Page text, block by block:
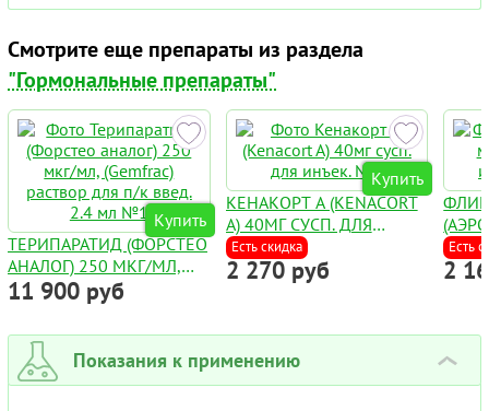
Смотрите еще препараты из раздела
"Гормональные препараты"
Купить
ТЕРИПАРАТИД (ФОРСТЕО
АНАЛОГ) 250 МКГ/МЛ,
(GEMFRAC) РАСТВОР ДЛЯ
П/К ВВЕД. 2.4 МЛ №1
11 900 руб
Купить
КЕНАКОРТ А (KENACORT
A) 40МГ СУСП. ДЛЯ
ИНЪЕК. №1
Есть скидка
2 270 руб
120
Есть
2
Показания к применению ›